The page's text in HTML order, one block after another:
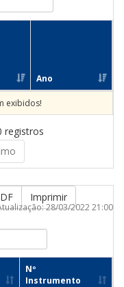
Ano
exibidos!
registros
Imprimir
28/03/2022 21:00
Nº
Instrumento